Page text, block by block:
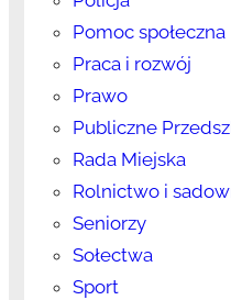
Pomoc społeczna
Praca i rozwój
Prawo
Publiczne
Rada Miejska
Rolnictwo i
Seniorzy
Sołectwa
Sport